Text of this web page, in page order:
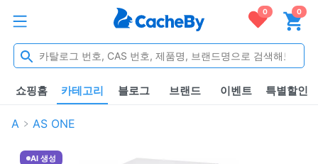
0 0
쇼핑홈 카테고리 블로그 브랜드 이벤트 특별할인
A AS ONE
AI 생성